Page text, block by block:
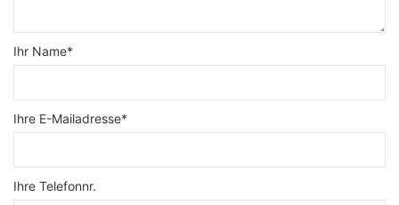
Ihr Name*
Ihre E-Mailadresse*
Ihre Telefonnr.